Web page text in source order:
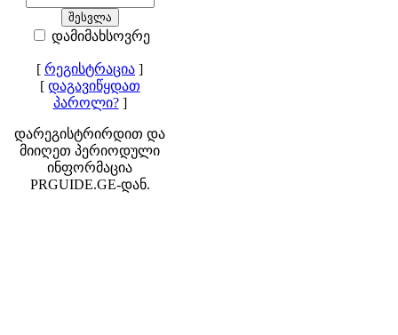
დამიმახსოვრე
[ რეგისტრაცია ]
[ დაგავიწყდათ
პაროლი?]
დარეგისტრირდით და
მიიღეთ პერიოდული
ინფორმაცია
PRGUIDE.GE-დან.